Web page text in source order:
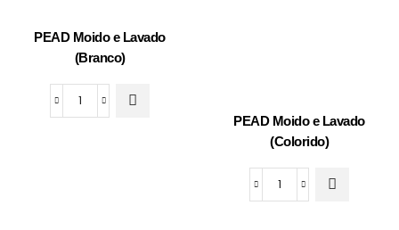
PEAD Moido e Lavado
(Branco)
PEAD
PEAD Moido e Lavado
(Colorido)
PEAD